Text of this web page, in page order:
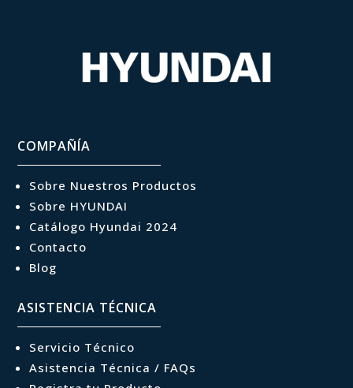
COMPAÑÍA
Sobre Nuestros Productos
Sobre HYUNDAI
Catálogo Hyundai 2024
Contacto
Blog
ASISTENCIA TÉCNICA
Servicio Técnico
Asistencia Técnica / FAQs